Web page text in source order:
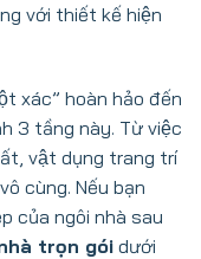
với thiết kế hiện
xác” hoàn hảo đến
3 tầng này. Từ việc
vật dụng trang trí
cùng. Nếu bạn
của ngôi nhà sau
trọn gói dưới